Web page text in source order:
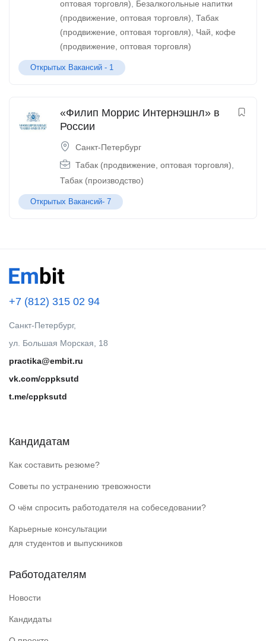
оптовая торговля)
Безалкогольные напитки
(продвижение, оптовая торговля) Табак
(продвижение, оптовая торговля)
Чай, кофе
(продвижение, оптовая торговля)
Открытых Вакансий - 1
«Филип Моррис Интернэшнл» в
России
Санкт-Петербург
Табак (продвижение, оптовая торговля)
Табак (производство)
Открытых Вакансий- 7
+7 (812) 315 02 94
Санкт-Петербург,
ул. Большая Морская, 18
practika@embit.ru
vk.com/cppksutd
t.me/cppksutd
Кандидатам
Как составить резюме?
Советы по устранению тревожности
О чём спросить работодателя на собеседовании?
Карьерные консультации
для студентов и выпускников
Работодателям
Новости
Кандидаты